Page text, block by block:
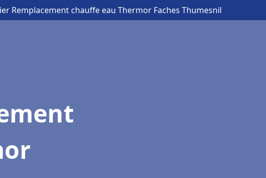
Remplacement chauffe eau Thermor Faches Thumesnil